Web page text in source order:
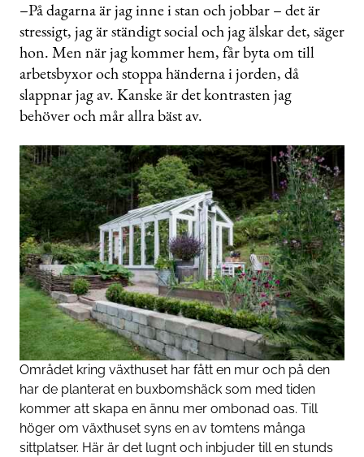
–På dagarna är jag inne i stan och jobbar – det är
stressigt, jag är ständigt social och jag älskar det, säger
hon. Men när jag kommer hem, får byta om till
arbetsbyxor och stoppa händerna i jorden, då
slappnar jag av. Kanske är det kontrasten jag
behöver och mår allra bäst av.
Området kring växthuset har fått en mur och på den
har de planterat en buxbomshäck som med tiden
kommer att skapa en ännu mer ombonad oas. Till
höger om växthuset syns en av tomtens många
sittplatser. Här är det lugnt och inbjuder till en stunds